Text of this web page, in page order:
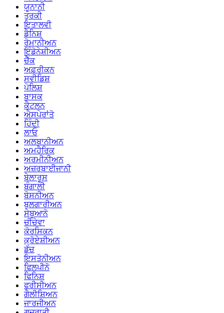
ਯੂਨਾਨੀ
ਤੁਰਕੀ
ਇਤਾਲਵੀ
ਡੈਨਿਸ਼
ਰੋਮਾਨੀਅਨ
ਇੰਡੋਨੇਸ਼ੀਅਨ
ਚੈੱਕ
ਅਫ਼ਰੀਕਨ
ਸਵੀਡਿਸ਼
ਪੋਲਿਸ਼
ਬਾਸਕ
ਕੈਟਲਨ
ਐਸਪੇਰਾਂਤੋ
ਹਿੰਦੀ
ਲਾਓ
ਅਲਬਾਨੀਅਨ
ਅਮਹੈਰਿਕ
ਅਰਮੀਨੀਅਨ
ਅਜ਼ਰਬਾਈਜਾਨੀ
ਬੇਲਾਰੂਸ
ਬੰਗਾਲੀ
ਬੋਸਨੀਅਨ
ਬੁਲਗਾਰੀਅਨ
ਸੇਬੂਆਨੋ
ਚੀਚੇਵਾ
ਕੋਰਸਿਕਨ
ਕ੍ਰੋਏਸ਼ੀਅਨ
ਡੱਚ
ਇਸਤੋਨੀਅਨ
ਫਿਲਪੀਨੋ
ਫਿਨਿਸ਼
ਫਰੀਸੀਅਨ
ਗੈਲੀਸ਼ਿਅਨ
ਜਾਰਜੀਅਨ